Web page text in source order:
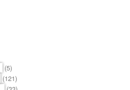
(5)
(121)